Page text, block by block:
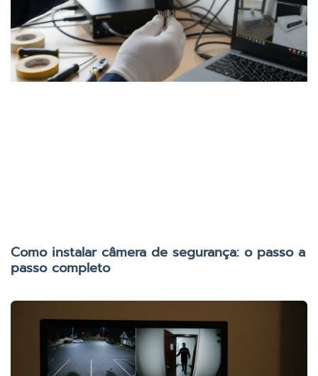
Como instalar câmera de segurança: o passo a
passo completo